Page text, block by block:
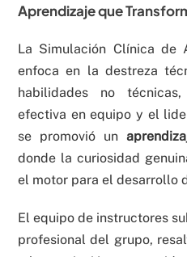
Aprendizaje que
La Simulación Clínica de
enfoca en la destreza
habilidades no
efectiva en equipo y el
se promovió un
donde la curiosidad
el motor para el desarrollo
El equipo de instructores
profesional del grupo,